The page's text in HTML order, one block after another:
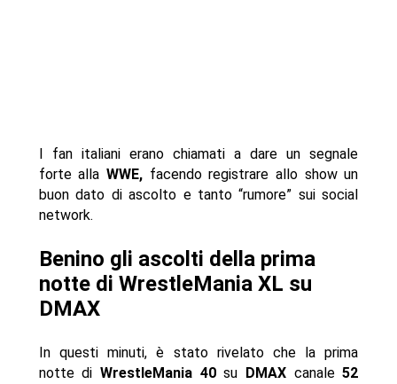
I fan italiani erano chiamati a dare un segnale
forte allaWWE, facendo registrare allo show un
buon dato di ascolto e tanto “rumore” sui social
network.
Benino gli ascolti della prima
notte di WrestleMania XL su
DMAX
In questi minuti, è stato rivelato che la prima
notte di WrestleMania 40su DMAXcanale52